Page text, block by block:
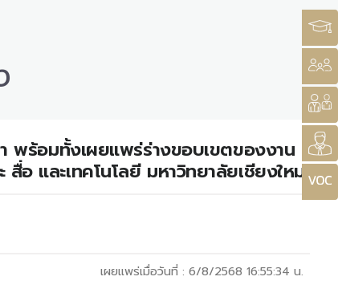
า พร้อมทั้งเผยแพร่ร่างขอบเขตของงาน
อ และเทคโนโลยี มหาวิทยาลัยเชียงใหม่
เผยแพร่เมื่อวันที่ : 6/8/2568 16:55:34 น.